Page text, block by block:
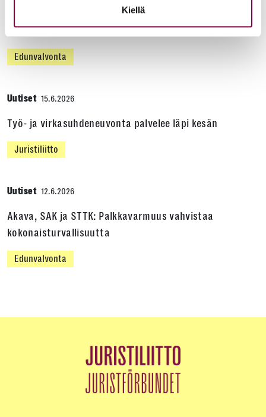
Kiellä
oikeustieteellisen opetuksen ja tutkimuksen
kustannuksella
Edunvalvonta
Uutiset 15.6.2026
Työ- ja virkasuhdeneuvonta palvelee läpi kesän
Juristiliitto
Uutiset 12.6.2026
Akava, SAK ja STTK: Palkkavarmuus vahvistaa
kokonaisturvallisuutta
Edunvalvonta